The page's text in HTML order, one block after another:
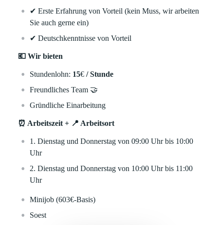
✔ Erste Erfahrung von Vorteil (kein Muss, wir arbeiten
Sie auch gerne ein)
✔ Deutschkenntnisse von Vorteil
💶 Wir bieten
Stundenlohn: 15€ / Stunde
Freundliches Team 🤝
Gründliche Einarbeitung
⏰ Arbeitszeit + 📍 Arbeitsort
1. Dienstag und Donnerstag von 09:00 Uhr bis 10:00
Uhr
2. Dienstag und Donnerstag von 10:00 Uhr bis 11:00
Uhr
Minijob (603€-Basis)
Soest